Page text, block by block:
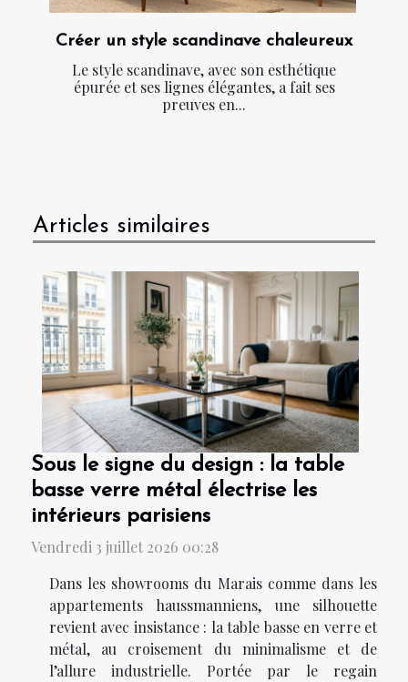
Créer un style scandinave chaleureux
Le style scandinave, avec son esthétique
épurée et ses lignes élégantes, a fait ses
preuves en...
Articles similaires
Sous le signe du design : la table
basse verre métal électrise les
intérieurs parisiens
Vendredi 3 juillet 2026 00:28
Dans les showrooms du Marais comme dans les
appartements haussmanniens, une silhouette
revient avec insistance : la table basse en verre et
métal, au croisement du minimalisme et de
l’allure industrielle. Portée par le regain